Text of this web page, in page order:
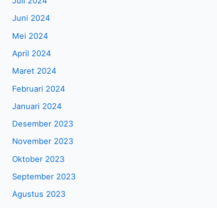
Juni 2024
Mei 2024
April 2024
Maret 2024
Februari 2024
Januari 2024
Desember 2023
November 2023
Oktober 2023
September 2023
Agustus 2023